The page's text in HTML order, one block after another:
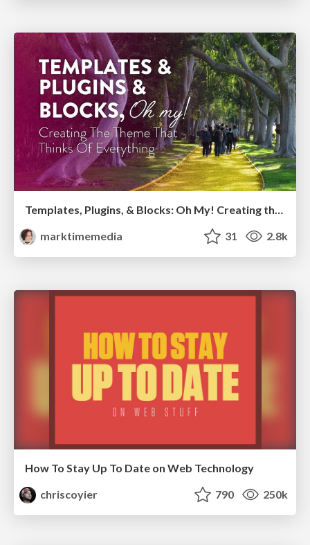
Templates, Plugins, & Blocks: Oh My! Creating the theme that thinks of everything
marktimemedia
31 2.8k
How To Stay Up To Date on Web Technology
chriscoyier
790 250k